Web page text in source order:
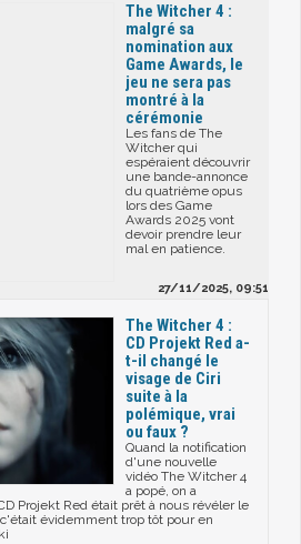
The Witcher 4 :
malgré sa
nomination aux
Game Awards, le
jeu ne sera pas
montré à la
cérémonie
Les fans de The
Witcher qui
espéraient découvrir
une bande-annonce
du quatrième opus
lors des Game
Awards 2025 vont
devoir prendre leur
mal en patience.
27/11/2025, 09:51
The Witcher 4 :
CD Projekt Red a-
t-il changé le
visage de Ciri
suite à la
polémique, vrai
ou faux ?
Quand la notification
d'une nouvelle
vidéo The Witcher 4
a popé, on a
Projekt Red était prêt à nous révéler le
évidemment trop tôt pour en